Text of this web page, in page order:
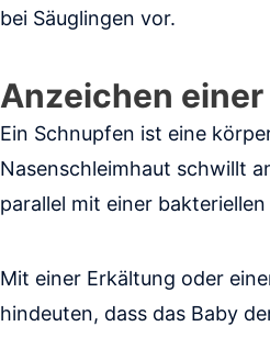
bei Säuglingen vor.
Anzeichen
Ein Schnupfen ist eine
Nasenschleimhaut schwillt
parallel mit einer
Mit einer Erkältung oder
hindeuten, dass das Baby